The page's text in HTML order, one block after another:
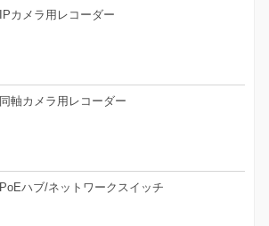
IPカメラ用レコーダー
同軸カメラ用レコーダー
PoEハブ/ネットワークスイッチ